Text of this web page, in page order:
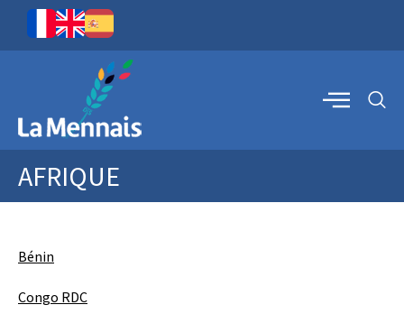
AFRIQUE
Bénin
Congo RDC